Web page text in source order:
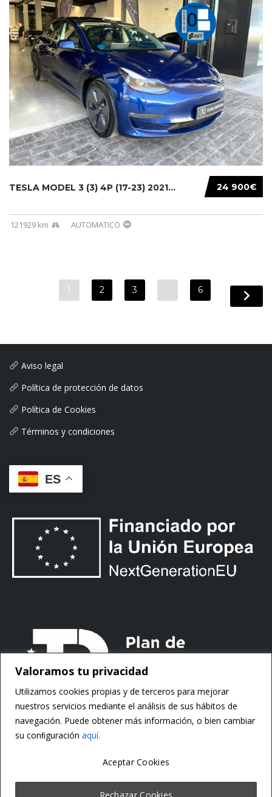
Valoramos tu privacidad
Utilizamos cookies propias y de terceros para mejorar
nuestros servicios mediante el análisis de sus hábitos de
navegación. Puede obtener más información, o bien cambiar
su conﬁguración aquí.
Rechazar Cookies
Aceptar Cookies
24 900€
TESLA MODEL 3 (3) 4P (17-23) 2021...
121929 km AUTOMATICO
1 2 3 … 6
Aviso legal
Política de protección de datos
Política de Cookies
Términos y condiciones
ES